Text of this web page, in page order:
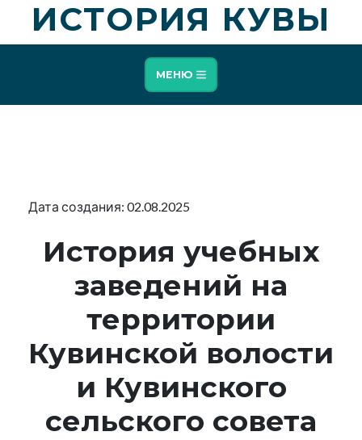
ИСТОРИЯ КУВЫ
МЕНЮ
Дата создания: 02.08.2025
История учебных
заведений на
территории
Кувинской волости
и Кувинского
сельского совета